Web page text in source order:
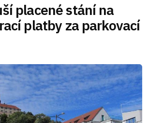
placené stání na
platby za parkovací